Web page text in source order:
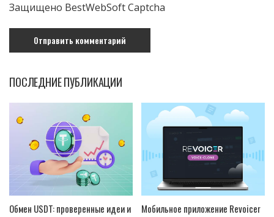
Защищено BestWebSoft Captcha
ПОСЛЕДНИЕ ПУБЛИКАЦИИ
Обмен USDT: проверенные идеи и
Мобильное приложение Revoicer